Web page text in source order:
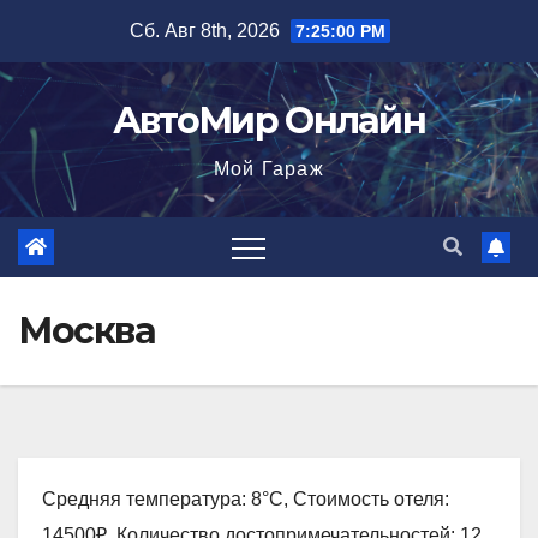
содержимому
Сб. Авг 8th, 2026 7:25:01 PM
АвтоМир Онлайн
Мой Гараж
Москва
Средняя температура: 8°C, Стоимость отеля: